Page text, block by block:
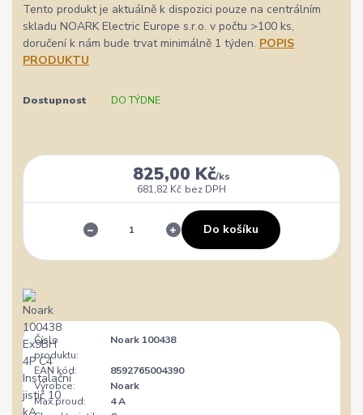
Tento produkt je aktuálně k dispozici pouze na centrálním
skladu NOARK Electric Europe s.r.o. v počtu >100 ks,
doručení k nám bude trvat minimálně 1 týden. POPIS
PRODUKTU
Dostupnost DO TÝDNE
825,00 Kč/ks
681,82 Kč bez DPH
Do košíku
Číslo
produktu:
Noark 100438
EAN kód:
8592765004390
Výrobce:
Noark
Max.proud:
4 A